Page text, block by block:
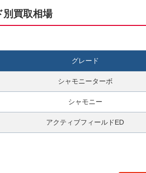
別買取相場
グレード
シャモニーターボ
シャモニー
アクティブフィールドED